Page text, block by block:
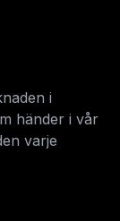
i
händer i vår
varje